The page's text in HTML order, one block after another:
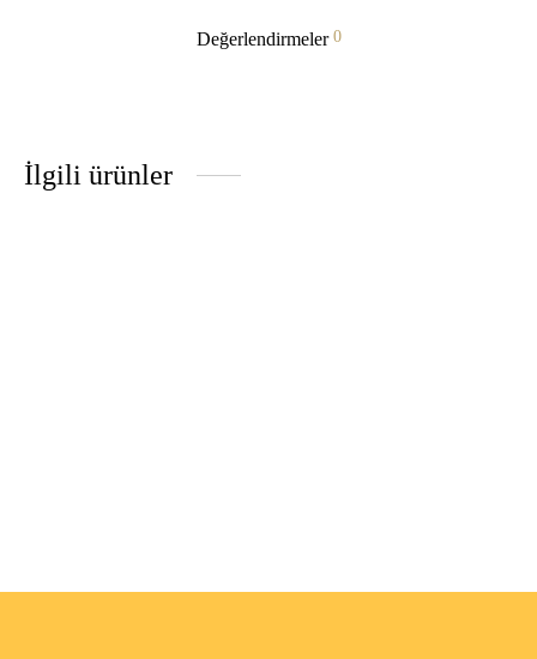
Değerlendirmeler 0
İlgili ürünler